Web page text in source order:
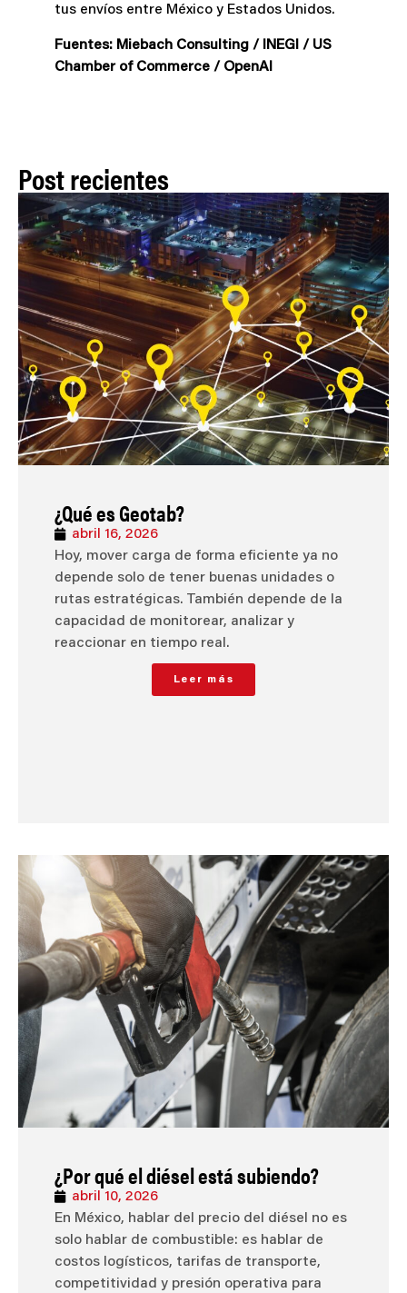
tus envíos entre México y Estados Unidos.
Fuentes: Miebach Consulting / INEGI / US
Chamber of Commerce / OpenAI
Post recientes
¿Qué es Geotab?
abril 16, 2026
Hoy, mover carga de forma eficiente ya no
depende solo de tener buenas unidades o
rutas estratégicas. También depende de la
capacidad de monitorear, analizar y
reaccionar en tiempo real.
Leer más
¿Por qué el diésel está subiendo?
abril 10, 2026
En México, hablar del precio del diésel no es
solo hablar de combustible: es hablar de
costos logísticos, tarifas de transporte,
competitividad y presión operativa para